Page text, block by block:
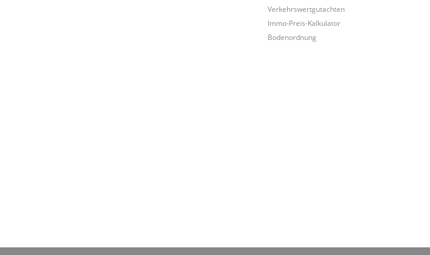
Verkehrswertgutachten
Immo-Preis-Kalkulator
Bodenordnung